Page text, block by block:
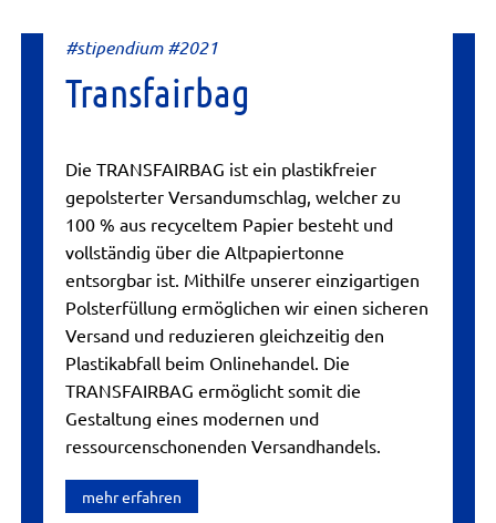
#stipendium #2021
Transfairbag
Die TRANSFAIRBAG ist ein plastikfreier
gepolsterter Versandumschlag, welcher zu
100 % aus recyceltem Papier besteht und
vollständig über die Altpapiertonne
entsorgbar ist. Mithilfe unserer einzigartigen
Polsterfüllung ermöglichen wir einen sicheren
Versand und reduzieren gleichzeitig den
Plastikabfall beim Onlinehandel. Die
TRANSFAIRBAG ermöglicht somit die
Gestaltung eines modernen und
ressourcenschonenden Versandhandels.
mehr erfahren